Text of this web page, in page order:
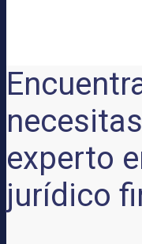
experto
jurídico